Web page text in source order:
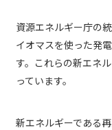
資源エネルギー庁の
イオマスを使った発
す。これらの新エネ
っています。
新エネルギーである